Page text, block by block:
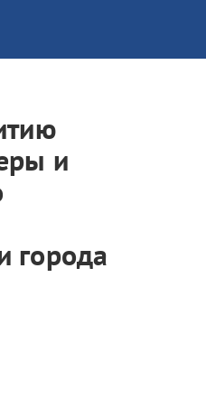
и
города